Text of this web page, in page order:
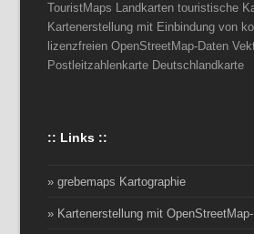
TouristMaps Landkarten touristische
Kartenerstellung mit Einbindung von
lizenzfreien OpenStreetMap-Daten
Postleitzahlenkarte Deutschlandkarte
:: Links ::
» grebemaps Kartographie
» Kartenerstellung mit